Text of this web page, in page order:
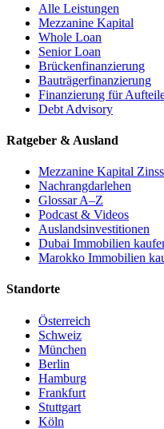
Alle Leistungen
Mezzanine Kapital
Whole Loan
Senior Loan
Brückenfinanzierung
Bauträgerfinanzierung
Finanzierung für
Debt Advisory
Ratgeber & Ausland
Mezzanine Kapital
Nachrangdarlehen
Glossar A–Z
Podcast & Videos
Auslandsinvestitionen
Dubai Immobilien
Marokko Immobilien
Standorte
Österreich
Schweiz
München
Berlin
Hamburg
Frankfurt
Stuttgart
Köln